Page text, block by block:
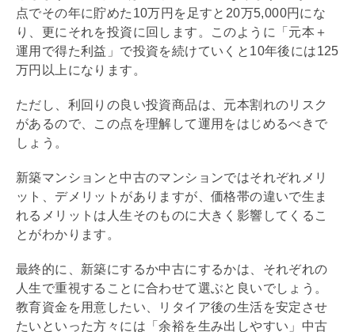
点でその年に貯めた10万円を足すと20万5,000円にな
り、更にそれを投資に回します。このように「元本＋
運用で得た利益」で投資を続けていくと10年後には125
万円以上になります。
ただし、 利回り の良い投資商品は、元本割れのリスク
があるので、この点を理解して運用をはじめるべきで
しょう。
新築マンションと中古のマンションではそれぞれメリ
ット、デメリットがありますが、価格帯の違いで生ま
れるメリットは人生そのものに大きく影響してくるこ
とがわかります。
最終的に、新築にするか中古にするかは、それぞれの
人生で重視することに合わせて選ぶと良いでしょう。
教育資金を用意したい、リタイア後の生活を安定させ
たいといった方々には「余裕を生み出しやすい」中古